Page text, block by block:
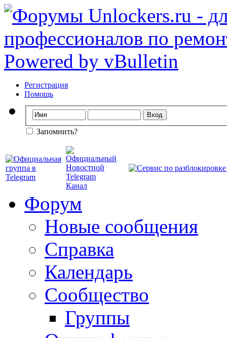
Регистрация
Помощь
Запомнить?
Форум
Новые сообщения
Справка
Календарь
Сообщество
Группы